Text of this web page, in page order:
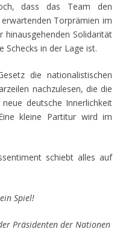
dass das Team den
Torprämien im
hinausgehenden Solidarität
Schecks in der Lage ist.
die nationalistischen
nachzulesen, die die
deutsche Innerlichkeit
kleine Partitur wird im
schiebt alles auf
Spiel!
Präsidenten der Nationen